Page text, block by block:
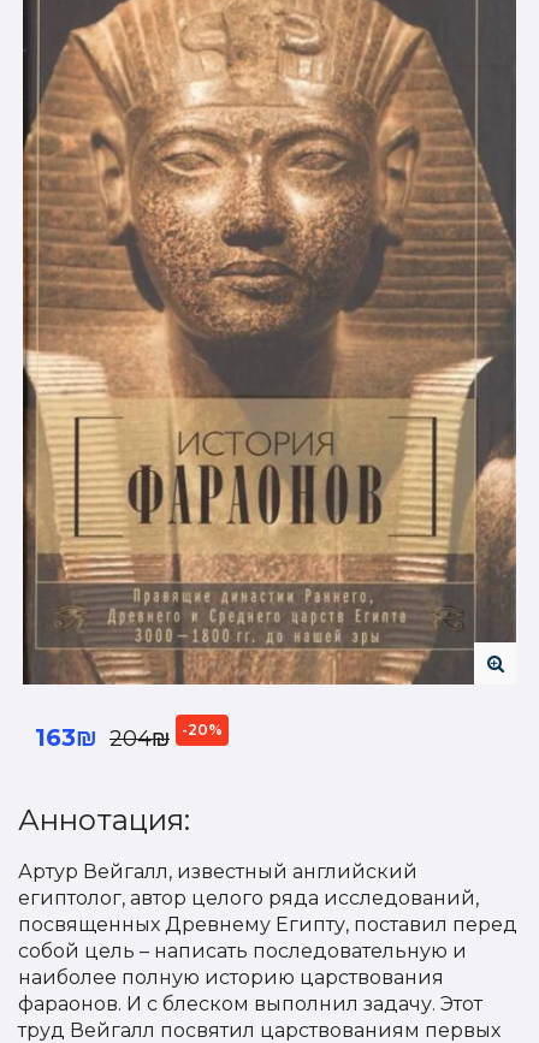
163₪ 204₪ -20%
Аннотация:
Артур Вейгалл, известный английский
египтолог, автор целого ряда исследований,
посвященных Древнему Египту, поставил перед
собой цель – написать последовательную и
наиболее полную историю царствования
фараонов. И с блеском выполнил задачу. Этот
труд Вейгалл посвятил царствованиям первых